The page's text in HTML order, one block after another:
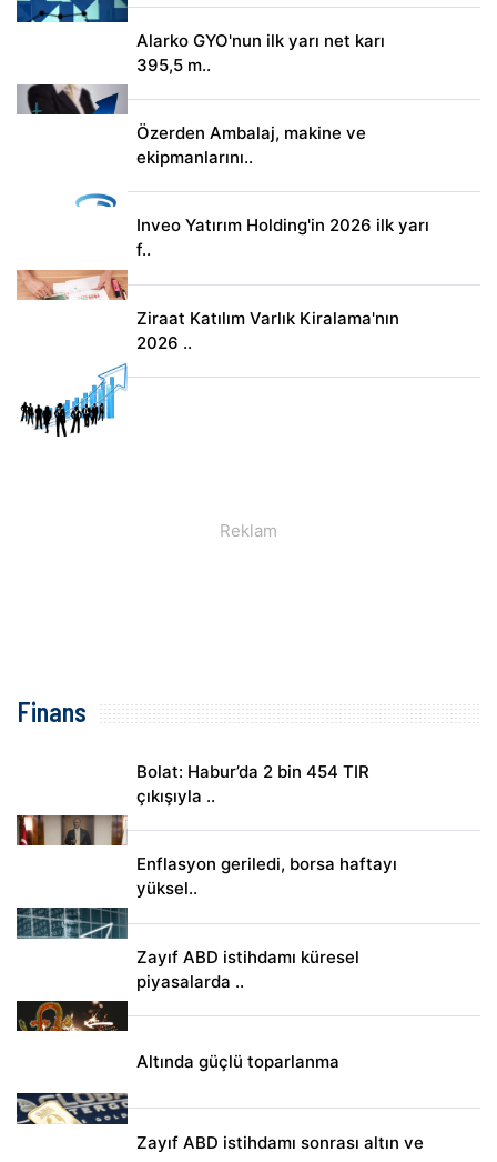
Alarko GYO'nun ilk yarı net karı
395,5 m..
Özerden Ambalaj, makine ve
ekipmanlarını..
Inveo Yatırım Holding'in 2026 ilk yarı
f..
Ziraat Katılım Varlık Kiralama'nın
2026 ..
Finans
Bolat: Habur’da 2 bin 454 TIR
çıkışıyla ..
Enflasyon geriledi, borsa haftayı
yüksel..
Zayıf ABD istihdamı küresel
piyasalarda ..
Altında güçlü toparlanma
Zayıf ABD istihdamı sonrası altın ve